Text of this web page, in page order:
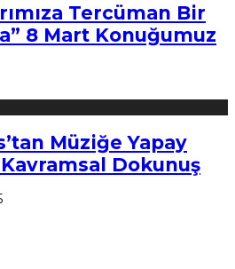
Tercüman Bir
8 Mart Konuğumuz
Müziğe Yapay
Dokunuş